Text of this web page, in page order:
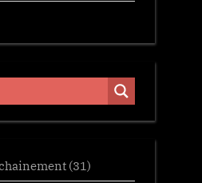
(31)